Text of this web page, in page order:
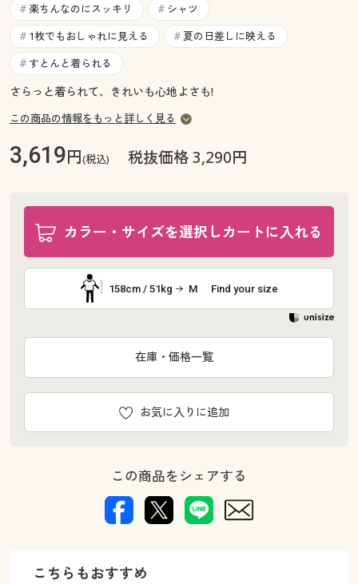
お気に入り
サポート
ご利用ガイド
よくある質問とお問い合わせ
サポート
ご利用ガイド
# 楽ちんなのにスッキリ # シャツ
# 1枚でもおしゃれに見える # 夏の日差しに映える
# すとんと着られる
さらっと着られて、きれいも心地よさも!
この商品の情報をもっと詳しく見る
3,619円(税込) 税抜価格 3,290円
カラー・サイズを選択しカートに入れる
158cm / 51kg M Find your size
お気に入りに追加
在庫・価格一覧
この商品をシェアする
こちらもおすすめ